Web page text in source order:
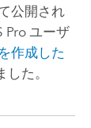
公開され
Proユーザ
作成した
た。